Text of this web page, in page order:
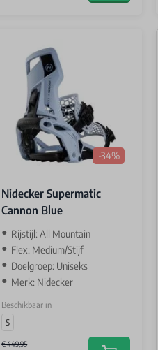
-34%
Nidecker Supermatic
Cannon Blue
Rijstijl: All Mountain
Flex: Medium/Stijf
Doelgroep: Uniseks
Merk: Nidecker
Beschikbaar in
S
€ 449,95